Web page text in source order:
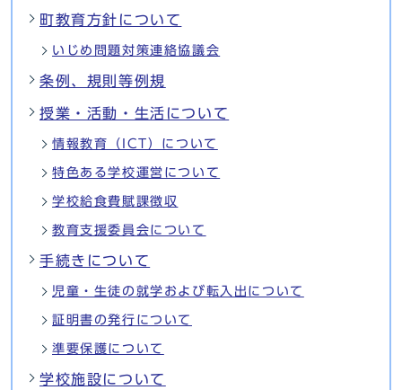
町教育方針について
いじめ問題対策連絡協議会
条例、規則等例規
授業・活動・生活について
情報教育（ICT）について
特色ある学校運営について
学校給食費賦課徴収
教育支援委員会について
手続きについて
児童・生徒の就学および転入出について
証明書の発行について
準要保護について
学校施設について